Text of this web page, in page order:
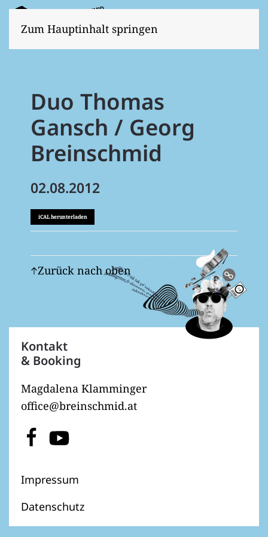
Zum Hauptinhalt springen
Duo Thomas
Gansch / Georg
Breinschmid
02.08.2012
iCAL herunterladen
Zurück nach oben
Kontakt
& Booking
Magdalena Klamminger
office@breinschmid.at
Impressum
Datenschutz